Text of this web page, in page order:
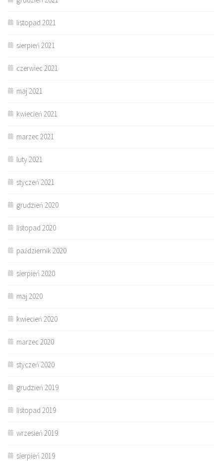
listopad 2021
sierpień 2021
czerwiec 2021
maj 2021
kwiecień 2021
marzec 2021
luty 2021
styczeń 2021
grudzień 2020
listopad 2020
październik 2020
sierpień 2020
maj 2020
kwiecień 2020
marzec 2020
styczeń 2020
grudzień 2019
listopad 2019
wrzesień 2019
sierpień 2019